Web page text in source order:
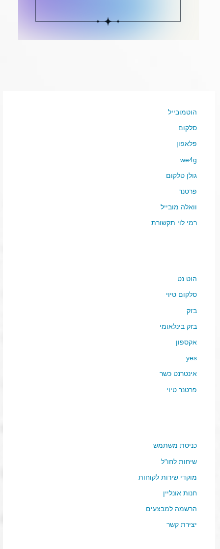
הוטמובייל
סלקום
פלאפון
we4g
גולן טלקום
פרטנר
וואלה מובייל
רמי לוי תקשורת
הוט נט
סלקום טיוי
בזק
בזק בינלאומי
אקספון
yes
אינטרנט כשר
פרטנר טיוי
כניסת משתמש
שיחות לחו"ל
מוקדי שירות לקוחות
חנות אונליין
הרשמה למבצעים
יצירת קשר